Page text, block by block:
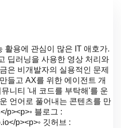
활용에 관심이 많은 IT 애호가.
딥러닝을 사용한 영상 처리와
은 비개발자의 실용적인 문제
들고 AX를 위한 에이전트 개
니티 '내 코드를 부탁해'를 운
언어로 풀어내는 콘텐츠를 만
p><p>◦ 블로그 :
p><p>◦ 깃허브 :